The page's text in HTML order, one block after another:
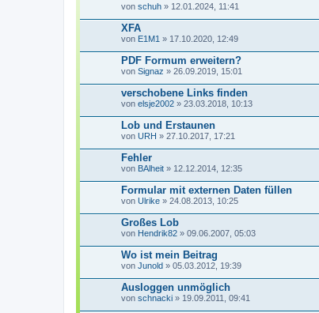
von schuh » 12.01.2024, 11:41
XFA
von E1M1 » 17.10.2020, 12:49
PDF Formum erweitern?
von Signaz » 26.09.2019, 15:01
verschobene Links finden
von elsje2002 » 23.03.2018, 10:13
Lob und Erstaunen
von URH » 27.10.2017, 17:21
Fehler
von BAlheit » 12.12.2014, 12:35
Formular mit externen Daten füllen
von Ulrike » 24.08.2013, 10:25
Großes Lob
von Hendrik82 » 09.06.2007, 05:03
Wo ist mein Beitrag
von Junold » 05.03.2012, 19:39
Ausloggen unmöglich
von schnacki » 19.09.2011, 09:41